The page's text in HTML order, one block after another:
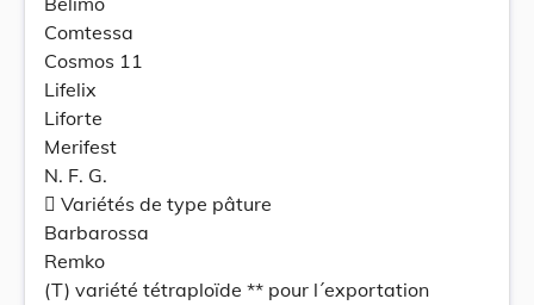
Comtessa
Cosmos 11
Lifelix
Liforte
Merifest
N. F. G.
 Variétés de type pâture
Barbarossa
Remko
(T) variété tétraploïde ** pour l´exportation